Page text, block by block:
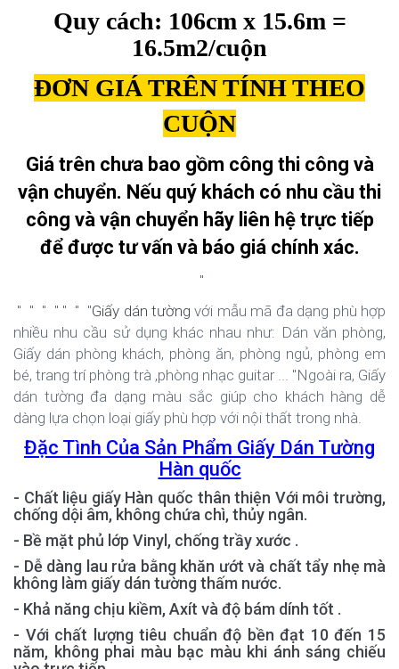
Quy cách: 106cm x 15.6m =
16.5m2/cuộn
ĐƠN GIÁ TRÊN TÍNH THEO
CUỘN
Giá trên chưa bao gồm công thi công và
vận chuyển. Nếu quý khách có nhu cầu thi
công và vận chuyển hãy liên hệ trực tiếp
để được tư vấn và báo giá chính xác.
"
" " " " " " "Giấy dán tường với mẫu mã đa dạng phù hợp
nhiều nhu cầu sử dụng khác nhau như: Dán văn phòng,
Giấy dán phòng khách, phòng ăn, phòng ngủ, phòng em
bé, trang trí phòng trà ,phòng nhạc guitar ... "Ngoài ra, Giấy
dán tường đa dạng màu sắc giúp cho khách hàng dễ
dàng lựa chọn loại giấy phù hợp với nội thất trong nhà.
Đặc Tình Của Sản Phẩm Giấy Dán Tường
Hàn quốc
- Chất liệu giấy Hàn quốc thân thiện Với môi trường,
chống dội âm, không chứa chì, thủy ngân.
- Bề mặt phủ lớp Vinyl, chống trầy xước .
- Dễ dàng lau rửa bằng khăn ướt và chất tẩy nhẹ mà
không làm giấy dán tường thấm nước.
- Khả năng chịu kiềm, Axít và độ bám dính tốt .
- Với chất lượng tiêu chuẩn độ bền đạt 10 đến 15
năm, không phai màu bạc màu khi ánh sáng chiếu